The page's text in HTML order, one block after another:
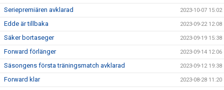
Seriepremiären avklarad 2023-10-07 15:02
Edde är tillbaka 2023-09-22 12:08
Säker bortaseger 2023-09-19 15:38
Forward förlänger 2023-09-14 12:06
Säsongens första träningsmatch avklarad 2023-09-12 19:38
Forward klar 2023-08-28 11:20